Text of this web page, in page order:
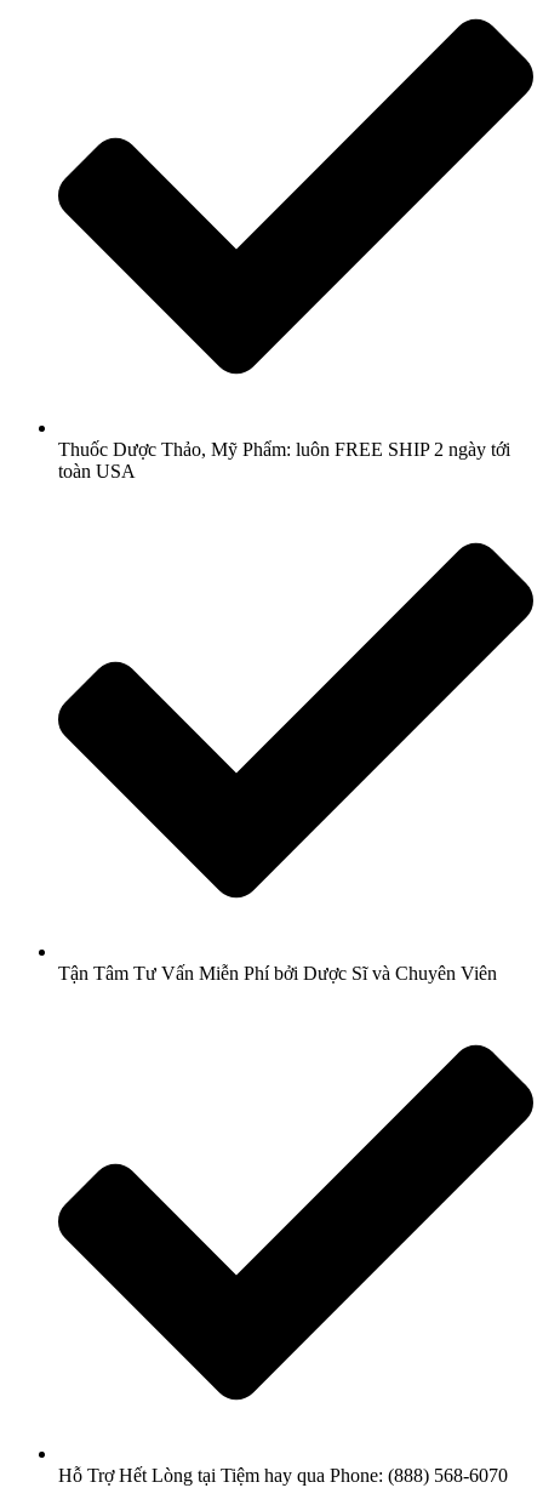
Thuốc Dược Thảo, Mỹ Phẩm: luôn FREE SHIP 2 ngày tới
toàn USA
Tận Tâm Tư Vấn Miễn Phí bởi Dược Sĩ và Chuyên Viên
Hỗ Trợ Hết Lòng tại Tiệm hay qua Phone: (888) 568-6070